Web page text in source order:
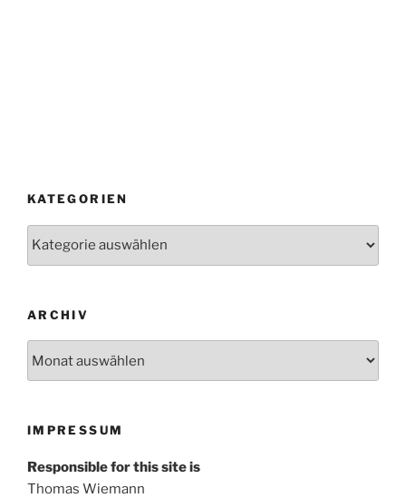
KATEGORIEN
ARCHIV
IMPRESSUM
Responsible for this site is
Thomas Wiemann